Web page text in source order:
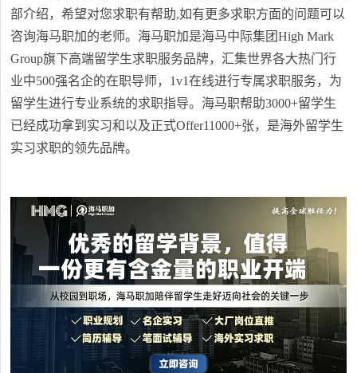
部介绍，希望对您求职有帮助,如有更多求职方面的问题可以
咨询海马职加的老师。海马职加是海马中际集团High Mark
Group旗下高端留学生求职服务品牌，汇集世界各大热门行
业中500强名企的在职导师，1v1在线进行专属求职服务，为
留学生进行专业系统的求职指导。海马职帮助3000+留学生
已经成功拿到实习和以及正式Offer11000+张，是海外留学生
实习求职的领先品牌。